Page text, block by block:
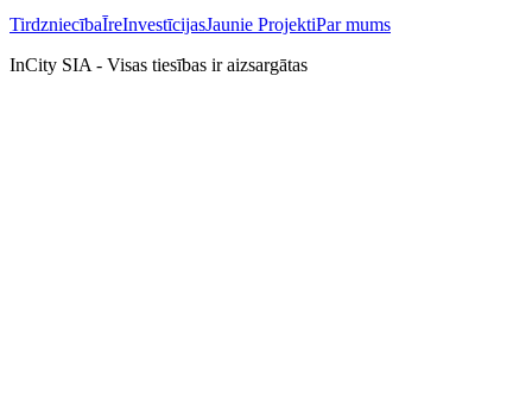
TirdzniecībaĪreInvestīcijasJaunie ProjektiPar mums
InCity SIA - Visas tiesības ir aizsargātas